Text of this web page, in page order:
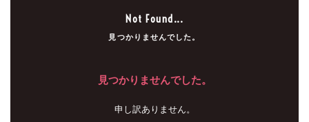
Not Found...
見つかりませんでした。
見つかりませんでした。
申し訳ありません。